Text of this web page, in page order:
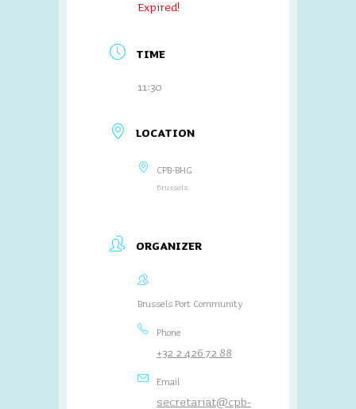
Expired!
TIME
11:30
LOCATION
CPB-BHG
Brussels
ORGANIZER
Brussels Port Community
Phone
+32 2 426 72 88
Email
secretariat@cpb-